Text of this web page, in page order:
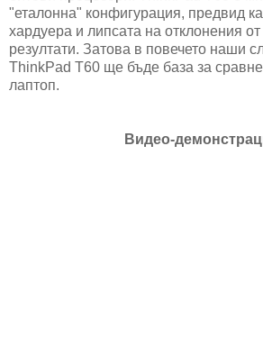
"еталонна" конфигурация, предвид
хардуера и липсата на отклонения
резултати. Затова в повечето наши
ThinkPad T60 ще бъде база за
лаптоп.
Видео-